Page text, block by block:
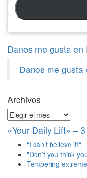
Danos me gusta en
Danos me gusta
Archivos
Archivos
«Your Daily Lift» –
“I can’t believe it!“
"Don’t you think
Tempering